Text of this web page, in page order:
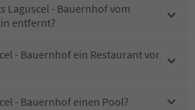
Laguscel - Bauernhof vom
entfernt?
- Bauernhof ein Restaurant vor
- Bauernhof einen Pool?